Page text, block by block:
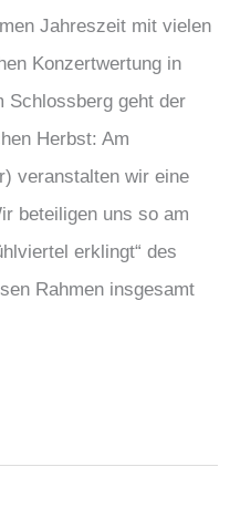
Jahreszeit mit vielen
Konzertwertung in
Schlossberg geht der
Herbst: Am
veranstalten wir eine
beteiligen uns so am
erklingt“ des
Rahmen insgesamt